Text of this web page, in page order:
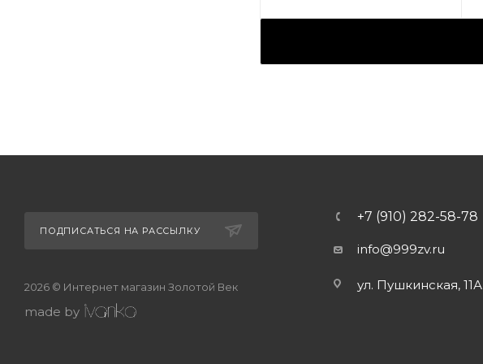
ТРЦ «Арена»
ПОДПИСАТЬСЯ НА РАССЫЛКУ
2026 © Интернет магазин Золотой Век
made by
+7 (910) 282-58-78
info@999zv.ru
ул. Пушкинская, 11А